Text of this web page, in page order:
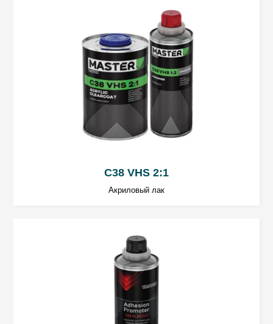
Для пистолета HVLP: сопло: 1,5 ÷ 1,7 мм;
давление: 2,0 бар.
Для метода «мокрым по мокрому»
слоя- ок. 30µm для одного сухого слоя.
Для пистолета RP: сопло: 1,2 ÷ 1,4 мм;
Для пистолета HVLP: сопло: 1,3 ÷ 1,5 мм;
давление: 2,0 бар.
Между слоями: 5 ÷ 10 мин.
Перед покраской сольвентными красками:
Перед покраской водными красками: около
C38 VHS 2:1
Акриловый лак